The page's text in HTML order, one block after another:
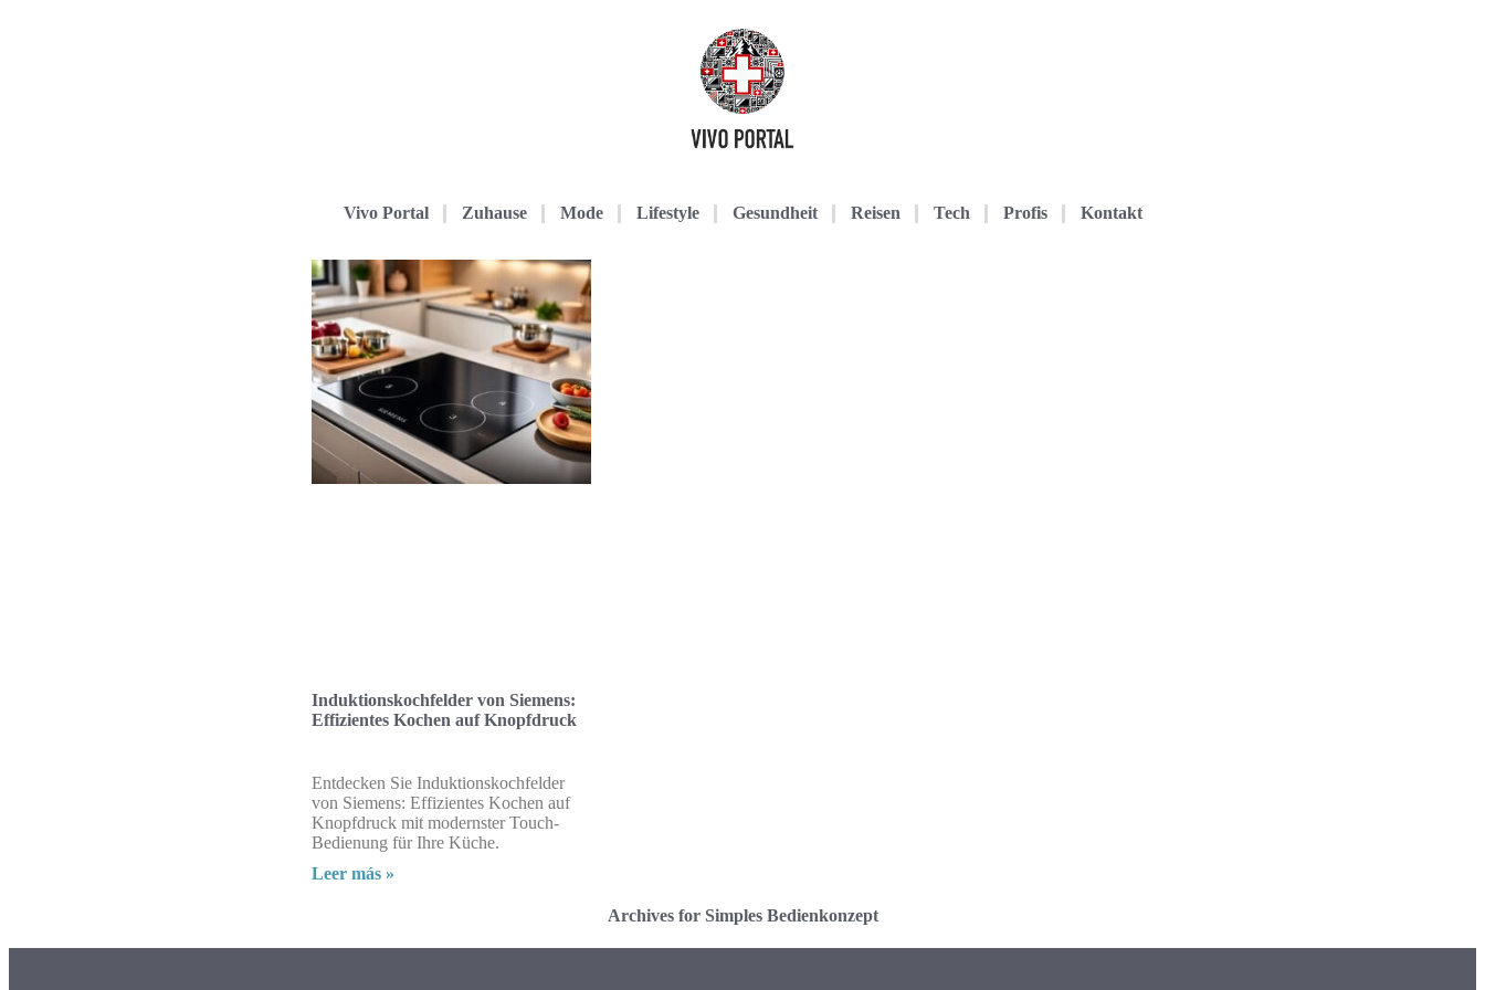
Vivo Portal Zuhause Mode Lifestyle Gesundheit Reisen Tech Profis Kontakt
Induktionskochfelder von Siemens:
Effizientes Kochen auf Knopfdruck
Entdecken Sie Induktionskochfelder
von Siemens: Effizientes Kochen auf
Knopfdruck mit modernster Touch-
Bedienung für Ihre Küche.
Leer más »
Archives for Simples Bedienkonzept